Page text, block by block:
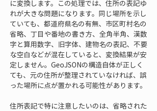
に変換します。この処理では、住所の表記ゆ
れが大きな問題になります。同じ場所を示し
ていても、都道府県名の有無、市区町村名の
省略、丁目や番地の書き方、全角半角、漢数
字と算用数字、旧字体、建物名の表記、不要
な空白などが混在していると、変換結果が安
定しません。GeoJSONの構造自体が正しく
ても、元の住所が整理されていなければ、誤
った場所に点が置かれる可能性があります。
住所表記で特に注意したいのは、省略された